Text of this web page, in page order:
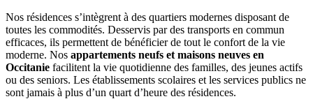
Nos résidences s’intègrent à des quartiers modernes disposant de
toutes les commodités. Desservis par des transports en commun
efficaces, ils permettent de bénéficier de tout le confort de la vie
moderne. Nos appartements neufs et maisons neuves en
Occitanie facilitent la vie quotidienne des familles, des jeunes actifs
ou des seniors. Les établissements scolaires et les services publics ne
sont jamais à plus d’un quart d’heure des résidences.